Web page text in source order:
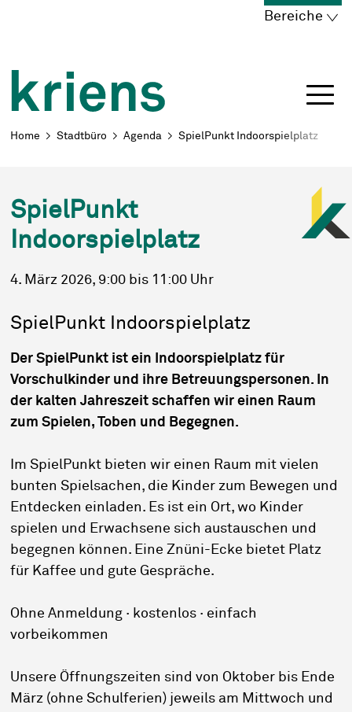
Navigieren in Kriens
Bereiche
Breadcrumb
Home Stadtbüro Agenda SpielPunkt Indoorspielplatz
SpielPunkt
Indoorspielplatz
4. März 2026, 9:00 bis 11:00 Uhr
SpielPunkt Indoorspielplatz
Der SpielPunkt ist ein Indoorspielplatz für
Vorschulkinder und ihre Betreuungspersonen. In
der kalten Jahreszeit schaffen wir einen Raum
zum Spielen, Toben und Begegnen.
Im SpielPunkt bieten wir einen Raum mit vielen
bunten Spielsachen, die Kinder zum Bewegen und
Entdecken einladen. Es ist ein Ort, wo Kinder
spielen und Erwachsene sich austauschen und
begegnen können. Eine Znüni-Ecke bietet Platz
für Kaffee und gute Gespräche.
Ohne Anmeldung · kostenlos · einfach
vorbeikommen
Unsere Öffnungszeiten sind von Oktober bis Ende
März (ohne Schulferien) jeweils am Mittwoch und